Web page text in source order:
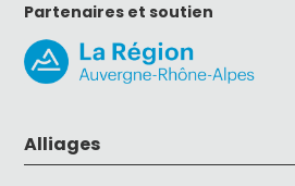
Partenaires et soutien
Alliages